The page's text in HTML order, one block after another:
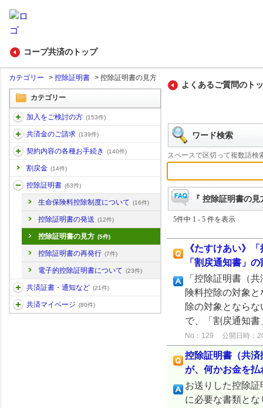
コープ共済のトップ
カテゴリー > 控除証明書 > 控除証明書の見方
カテゴリー
加入をご検討の方 (153件)
共済金のご請求 (139件)
契約内容の各種お手続き (140件)
割戻金 (14件)
控除証明書 (63件)
生命保険料控除制度について (16件)
控除証明書の発送 (12件)
控除証明書の見方 (5件)
控除証明書の再発行 (7件)
電子的控除証明書について (23件)
共済証書・通知など (21件)
共済マイページ (80件)
よくあるご質問のト
ワード検索
スペースで区切って複数語検
『 控除証明書の
5件中 1 - 5 件を表示
《たすけあい》
「割戻通知書」
「控除証明書（
険料控除の対象
除の対象となら
で、「割戻通知
No：129 公開日時：
控除証明書（共
が、何かお金を
お送りした控除
に必要な書類と